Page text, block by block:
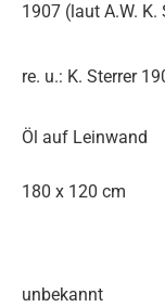
1907 (laut A.W. K.
re. u.: K. Sterrer
Öl auf Leinwand
180 x 120 cm
unbekannt